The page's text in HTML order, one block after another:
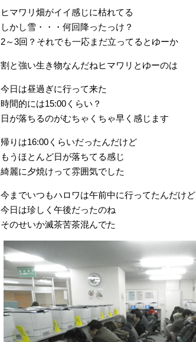
ヒマワリ畑がイイ感じに枯れてる
しかし雪・・・何回降ったっけ？
2～3回？それでも一応まだ立ってるとゆーか
割と強い生き物なんだねヒマワリとゆーのは
今日は昼過ぎに行って来た
時間的には15:00くらい？
日が落ちるのがむちゃくちゃ早く感じます
帰りは16:00くらいだったんだけど
もうほとんど日が落ちてる感じ
綺麗に夕焼けって雰囲気でした
今までいつもハロワは午前中に行ってたんだけど
今日は珍しく午後だったのね
そのせいか滅茶苦茶混んでた